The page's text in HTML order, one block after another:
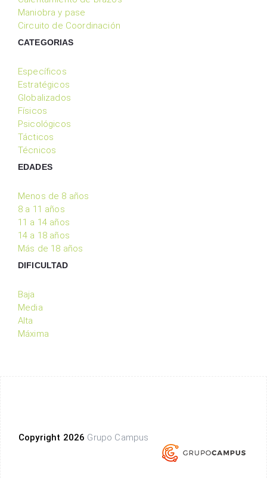
Maniobra y pase
Circuito de Coordinación
CATEGORIAS
Específicos
Estratégicos
Globalizados
Físicos
Psicológicos
Tácticos
Técnicos
EDADES
Menos de 8 años
8 a 11 años
11 a 14 años
14 a 18 años
Más de 18 años
DIFICULTAD
Baja
Media
Alta
Máxima
Copyright 2026 Grupo Campus